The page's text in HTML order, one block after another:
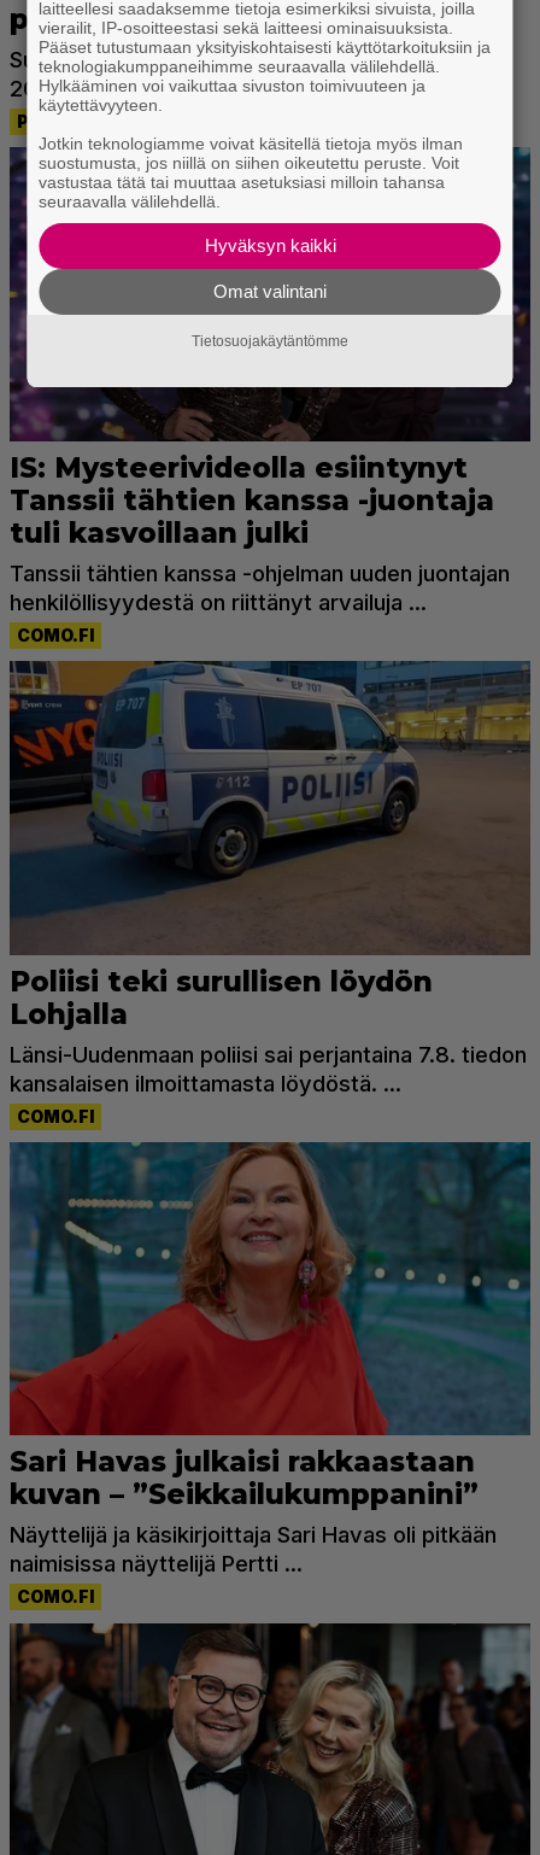
laitteellesi saadaksemme tietoja esimerkiksi sivuista, joilla
vierailit, IP-osoitteestasi sekä laitteesi ominaisuuksista.
Pääset tutustumaan yksityiskohtaisesti käyttötarkoituksiin ja
teknologiakumppaneihimme seuraavalla välilehdellä.
Hylkääminen voi vaikuttaa sivuston toimivuuteen ja
käytettävyyteen.
Jotkin teknologiamme voivat käsitellä tietoja myös ilman
suostumusta, jos niillä on siihen oikeutettu peruste. Voit
vastustaa tätä tai muuttaa asetuksiasi milloin tahansa
seuraavalla välilehdellä.
Hyväksyn kaikki
Omat valintani
Tietosuojakäytäntömme